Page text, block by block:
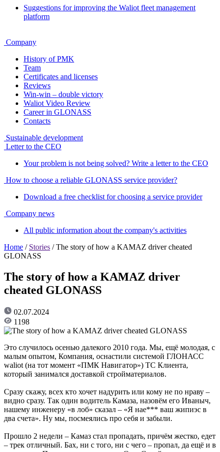
Suggestions for improving the Waliot fleet management
platform
Company
History of PMK
Team
Certificates and licenses
Reviews
Win-win – double victory
Waliot Video Review
Career in GLONASS
Contacts
Sustainable development
Letter to the CEO
Your problem is not being solved? Write a letter to the CEO
How to choose a reliable GLONASS service provider?
Download a free checklist for choosing a service provider
Company news
All public information about the company's activities
Home / Stories / The story of how a KAMAZ driver cheated
GLONASS
The story of how a KAMAZ driver
cheated GLONASS
02.07.2024
1198
Это случилось осенью далекого 2010 года. Мы, ещё молодая, с
малым опытом, Компания, оснастили системой ГЛОНАСС
waliot (на тот момент «ПМК Навигатор») ТС Клиента,
который занимался доставкой стройматериалов.
Сразу скажу, всех кто хочет надурить или кому не по нраву –
видно сразу. Так один водитель Камаза, назовём его Иваныч,
нашему инженеру «в лоб» сказал – «Я нае*** ваш жипиэс в
два счета». Ну мы, посмеялись про себя и забыли.
Прошло 2 недели – Камаз стал пропадать, причём жестко, едет
– трек отличный. Бах, ни с того, ни с чего – пропал, да ещё и в